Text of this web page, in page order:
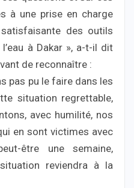
à une prise en charge
des outils
à Dakar », a-t-il dit
de reconnaître :
pas pu le faire dans les
situation regrettable,
avec humilité, nos
en sont victimes avec
être une semaine,
reviendra à la